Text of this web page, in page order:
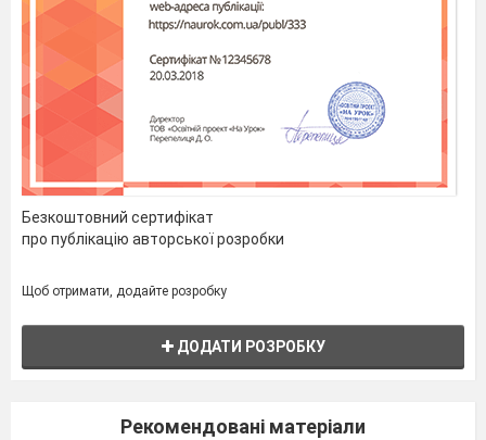
Безкоштовний сертифікат
про публікацію авторської розробки
Щоб отримати, додайте розробку
ДОДАТИ РОЗРОБКУ
Рекомендовані матеріали